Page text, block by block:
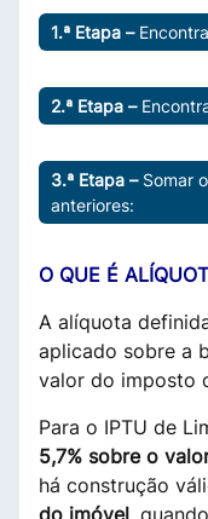
1.ª Etapa –
2.ª Etapa –
3.ª Etapa – Somar
anteriores:
O QUE É
A alíquota
aplicado sobre a
valor do imposto
Para o IPTU de
5,7% sobre o
há construção
do imóvel,